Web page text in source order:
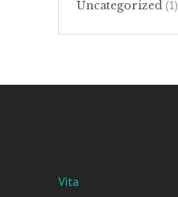
Uncategorized (1)
Vita